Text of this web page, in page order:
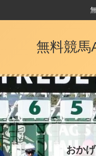
無料競馬
おか